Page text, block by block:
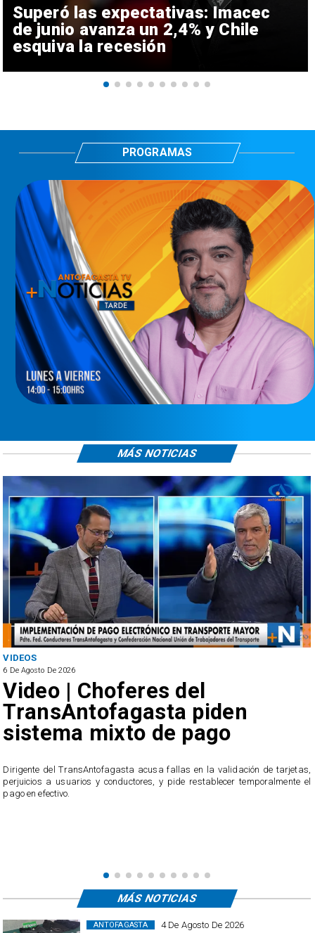
Superó las expectativas: Imacec
de junio avanza un 2,4% y Chile
esquiva la recesión
PROGRAMAS
VIDEOS
6 De Agosto De 2026
Video | Choferes del
TransAntofagasta piden
sistema mixto de pago
​Dirigente del TransAntofagasta acusa fallas en la validación de tarjetas,
perjuicios a usuarios y conductores, y pide restablecer temporalmente el
pago en efectivo.
MÁS NOTICIAS
4 De Agosto De 2026
ANTOFAGASTA
MÁS NOTICIAS